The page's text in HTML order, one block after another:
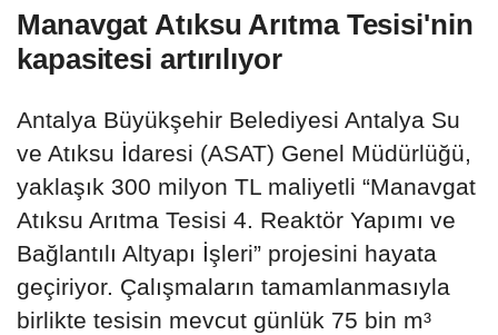
Manavgat Atıksu Arıtma Tesisi'nin
kapasitesi artırılıyor
Antalya Büyükşehir Belediyesi Antalya Su
ve Atıksu İdaresi (ASAT) Genel Müdürlüğü,
yaklaşık 300 milyon TL maliyetli “Manavgat
Atıksu Arıtma Tesisi 4. Reaktör Yapımı ve
Bağlantılı Altyapı İşleri” projesini hayata
geçiriyor. Çalışmaların tamamlanmasıyla
birlikte tesisin mevcut günlük 75 bin m³